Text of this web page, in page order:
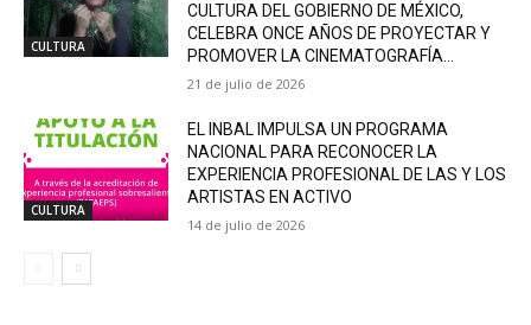
CULTURA
CULTURA DEL GOBIERNO DE MÉXICO,
CELEBRA ONCE AÑOS DE PROYECTAR Y
PROMOVER LA CINEMATOGRAFÍA...
21 de julio de 2026
CULTURA
EL INBAL IMPULSA UN PROGRAMA
NACIONAL PARA RECONOCER LA
EXPERIENCIA PROFESIONAL DE LAS Y LOS
ARTISTAS EN ACTIVO
14 de julio de 2026